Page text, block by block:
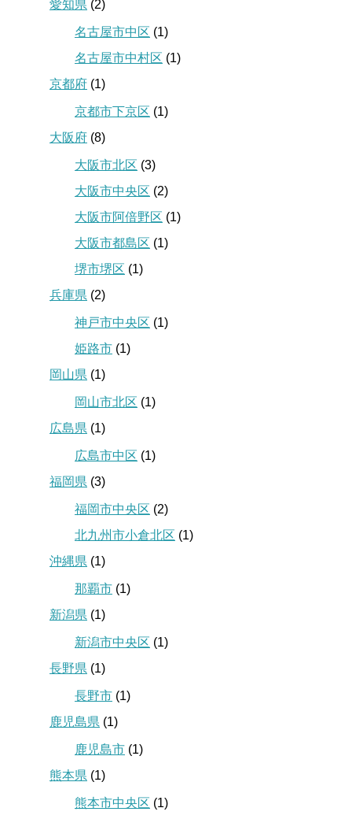
愛知県 (2)
名古屋市中区 (1)
名古屋市中村区 (1)
京都府 (1)
京都市下京区 (1)
大阪府 (8)
大阪市北区 (3)
大阪市中央区 (2)
大阪市阿倍野区 (1)
大阪市都島区 (1)
堺市堺区 (1)
兵庫県 (2)
神戸市中央区 (1)
姫路市 (1)
岡山県 (1)
岡山市北区 (1)
広島県 (1)
広島市中区 (1)
福岡県 (3)
福岡市中央区 (2)
北九州市小倉北区 (1)
沖縄県 (1)
那覇市 (1)
新潟県 (1)
新潟市中央区 (1)
長野県 (1)
長野市 (1)
鹿児島県 (1)
鹿児島市 (1)
熊本県 (1)
熊本市中央区 (1)